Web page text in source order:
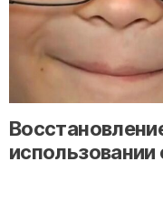
" alt="loading" class="img-